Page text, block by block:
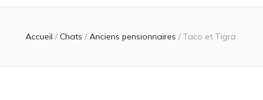
Accueil / Chats / Anciens pensionnaires / Taco et Tigra